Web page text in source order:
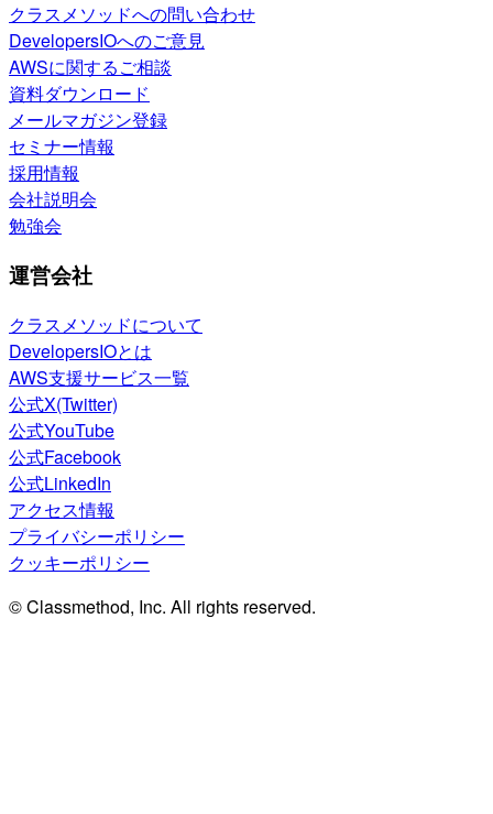
クラスメソッドへの問い合わせ
DevelopersIOへのご意見
AWSに関するご相談
資料ダウンロード
メールマガジン登録
セミナー情報
採用情報
会社説明会
勉強会
運営会社
クラスメソッドについて
DevelopersIOとは
AWS支援サービス一覧
公式X(Twitter)
公式YouTube
公式Facebook
公式LinkedIn
アクセス情報
プライバシーポリシー
クッキーポリシー
© Classmethod, Inc. All rights reserved.